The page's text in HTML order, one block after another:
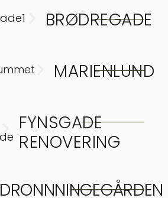
BRØDREGADE
MARIENLUND
FYNSGADE
RENOVERING
DRONNNINGEGÅRDEN